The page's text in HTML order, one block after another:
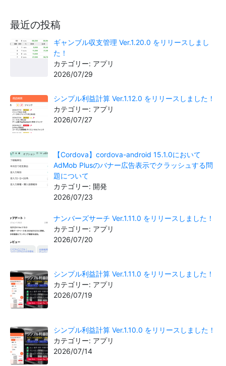
最近の投稿
ギャンブル収支管理 Ver.1.20.0 をリリースしまし
た！
カテゴリー: アプリ
2026/07/29
シンプル利益計算 Ver.1.12.0 をリリースしました！
カテゴリー: アプリ
2026/07/27
【Cordova】cordova-android 15.1.0において
AdMob Plusのバナー広告表示でクラッシュする問
題について
カテゴリー: 開発
2026/07/23
ナンバーズサーチ Ver.1.11.0 をリリースしました！
カテゴリー: アプリ
2026/07/20
シンプル利益計算 Ver.1.11.0 をリリースしました！
カテゴリー: アプリ
2026/07/19
シンプル利益計算 Ver.1.10.0 をリリースしました！
カテゴリー: アプリ
2026/07/14